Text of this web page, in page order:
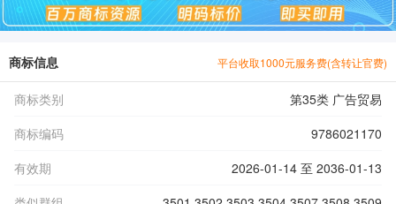
商标信息 平台收取1000元服务费(含转让官费)
商标类别
第35类 广告贸易
商标编码
9786021170
有效期
2026-01-14 至 2036-01-13